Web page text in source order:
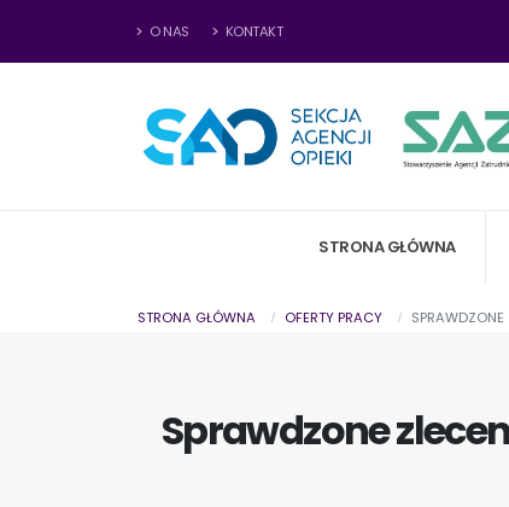
O NAS KONTAKT
STRONA GŁÓWNA
STRONA GŁÓWNA OFERTY PRACY
Sprawdzone